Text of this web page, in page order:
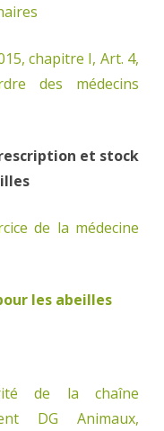
chapitre I, Art. 4,
des médecins
et stock
de la médecine
les abeilles
de la chaîne
DG Animaux,